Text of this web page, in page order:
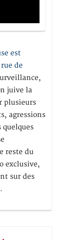
est
de
juive la
plusieurs
agressions
reste du
exclusive,
sur des